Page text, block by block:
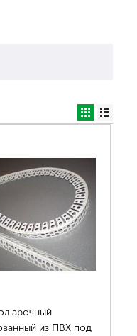
арочный
из ПВХ под